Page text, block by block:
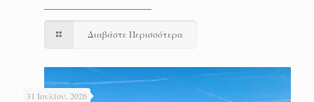
Διαβάστε Περισσότερα
31 Ιουλίου, 2026